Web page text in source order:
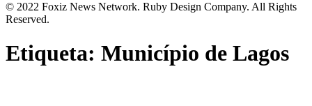
© 2022 Foxiz News Network. Ruby Design Company. All Rights
Reserved.
Etiqueta: Município de Lagos